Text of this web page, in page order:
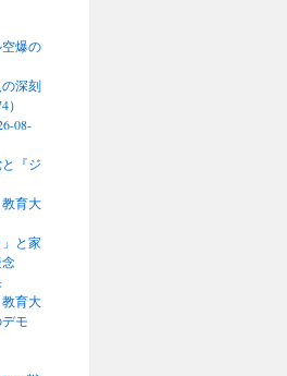
空爆の
の深刻
08-
『ジ
教育大
と家
教育大
モ